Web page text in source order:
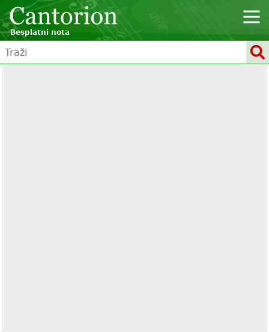
Besplatni nota